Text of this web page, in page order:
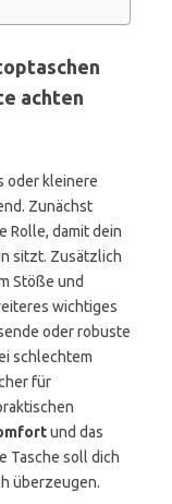
achten
oder kleinere
Zunächst
Rolle, damit dein
sitzt. Zusätzlich
Stöße und
wichtiges
oder robuste
schlechtem
für
und das
Tasche soll dich
überzeugen.